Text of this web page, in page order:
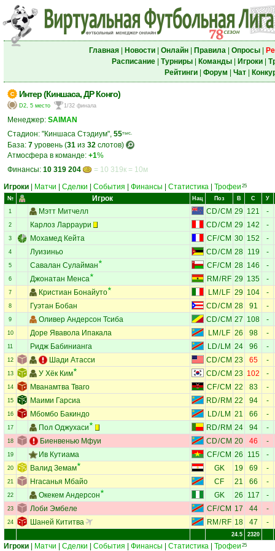
Главная| Новости| Онлайн| Правила| Опросы|
Расписание| Турниры| Команды| Игроки|
Рейтинги| Форум Чат|
Интер (Киншаса, ДР Конго)
D2, 5 место 1/32 финала
Менеджер: SAIMAN
Стадион: "Киншаса Стэдиум", 55тыс.
База: 7 уровень (31 из 32 слотов)
Атмосфера в команде: +1%
Финансы: 10 319 204
= 10 319к = 10м
Игроки
Матчи Сделки События Финансы Статистика Трофеи 25
№ Игрок Нац Поз В С У
1 Мэтт Митчелл CD/CM 29 121 -
2 Карлоз Ларраури CD/CM 29 142 -
3 Мохамед Кейта CF/CM 30 152 -
4 Луизиньо CD/CM 28 119 -
5 Савалан Сулайман CF/CM 28 146 -
6 Джонатан Менса RM / RF 29 135 -
7 Кристиан Бонайуто LM / LF 29 104 -
8 Гуэтан Бобан CD/CM 28 91 -
9 Оливер Андерсон Тсиба CD/CM 27 108 -
10 Доре Явавола Ипакала LM / LF 26 98 -
11 Ридж Бабинианга LD/ LM 24 96 -
12 Шади Атасси CD/CM 23 65 -
13 У Хёк Ким CD/CM 23 102 -
14 Мванамтва Тваго CF/CM 22 83 -
15 Маими Гарсиа RD/ RM 22 94 -
16 Мбомбо Бакиндо LD/ LM 21 66 -
17 Пол Оджухаси RD/ RM 24 94 -
18 Биенвенью Мфуи CD/CM 20 46 -
19 Ив Кутиама CF/CM 26 115 -
20 Валид Земам GK 19 69 -
21 Нгасанья Мбайо CF 21 66 -
22 Окекем Андерсон GK 26 117 -
23 Лоби Эмбеле CF/CM 17 44 -
24 Шаней Кититва RM / RF 18 47 -
24.5 2320
Игроки Матчи Сделки События Финансы Статистика Трофеи 25